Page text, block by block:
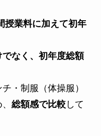
授業料に加えて初年
なく、初年度総額
・制服（体操服）
総額感で比較して